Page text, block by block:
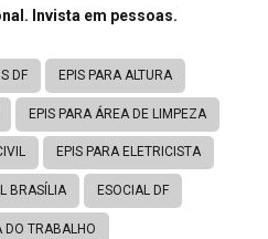
Invista em pessoas.
DF EPIS PARA ALTURA
EPIS PARA ÁREA DE LIMPEZA
EPIS PARA ELETRICISTA
BRASÍLIA ESOCIAL DF
DO TRABALHO